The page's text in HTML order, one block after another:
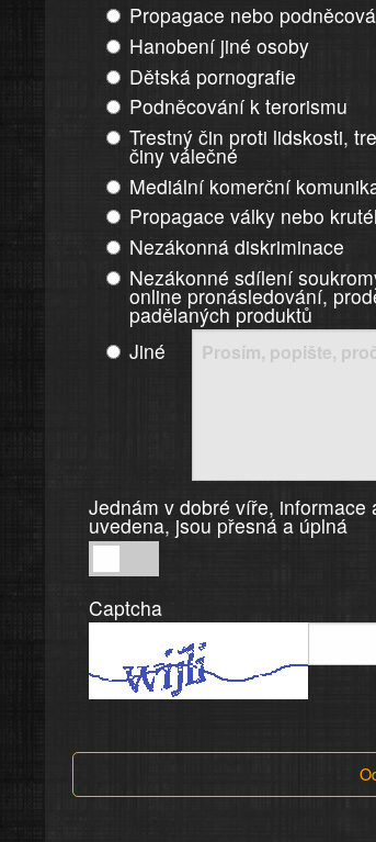
Propagace nebo
Hanobení jiné osoby
Dětská pornografie
Podněcování k terorismu
Trestný čin proti lidskosti,
činy válečné
Mediální komerční
Propagace války nebo
Nezákonná diskriminace
Nezákonné sdílení
online pronásledování,
padělaných produktů
Jiné
Jednám v dobré víře,
uvedena, jsou přesná a úplná
v
dobré
informace
v
Captcha